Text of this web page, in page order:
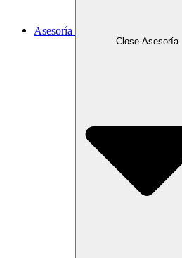
Asesoría
Close Asesoría